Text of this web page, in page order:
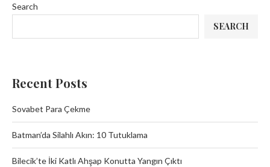
Search
SEARCH
Recent Posts
Sovabet Para Çekme
Batman’da Silahlı Akın: 10 Tutuklama
Bilecik’te İki Katlı Ahşap Konutta Yangın Çıktı